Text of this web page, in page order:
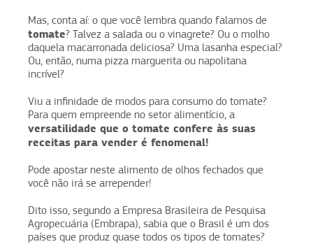
Mas, conta aí: o que você lembra quando falamos de
tomate? Talvez a salada ou o vinagrete? Ou o molho
daquela macarronada deliciosa? Uma lasanha especial?
Ou, então, numa pizza marguerita ou napolitana
incrível?
Viu a infinidade de modos para consumo do tomate?
Para quem empreende no setor alimentício, a
versatilidade que o tomate confere às suas
receitas para vender é fenomenal!
Pode apostar neste alimento de olhos fechados que
você não irá se arrepender!
Dito isso, segundo a Empresa Brasileira de Pesquisa
Agropecuária (Embrapa), sabia que o Brasil é um dos
países que produz quase todos os tipos de tomates?